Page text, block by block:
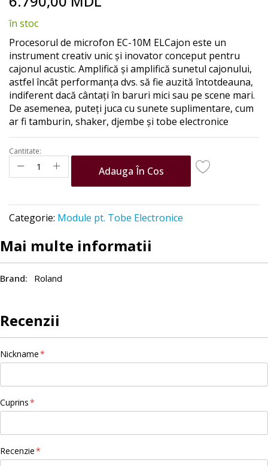
beginning
of
the
images
gallery
în stoc
Procesorul de microfon EC-10M ELCajon este un
instrument creativ unic și inovator conceput pentru
cajonul acustic. Amplifică și amplifică sunetul cajonului,
astfel încât performanța dvs. să fie auzită întotdeauna,
indiferent dacă cântați în baruri mici sau pe scene mari.
De asemenea, puteți juca cu sunete suplimentare, cum
ar fi tamburin, shaker, djembe și tobe electronice
Cantitate:
Adauga În Cos
Categorie: Module pt. Tobe Electronice
Mai multe informatii
Roland
Recenzii
Nickname
Cuprins
Recenzie